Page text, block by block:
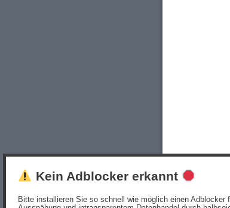
Kein Adblocker erkannt
Bitte installieren Sie so schnell wie möglich einen